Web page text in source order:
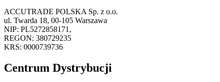
ACCUTRADE POLSKA Sp. z o.o.
ul. Twarda 18, 00-105 Warszawa
NIP: PL5272858171,
REGON: 380729235
KRS: 0000739736
Centrum Dystrybucji